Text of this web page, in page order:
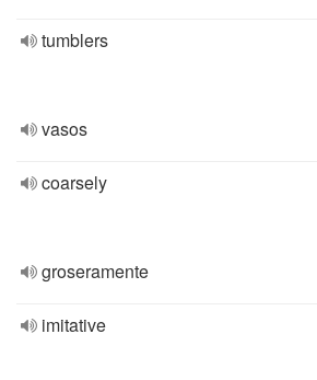
tumblers
vasos
coarsely
groseramente
imitative